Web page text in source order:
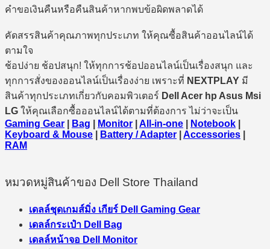
คำขอเงินคืนหรือคืนสินค้าหากพบข้อผิดพลาดได้
คัดสรรสินค้าคุณภาพทุกประเภท ให้คุณซื้อสินค้าออนไลน์ได้
ตามใจ
ช้อปง่าย ช้อปสนุก! ให้ทุกการช้อปออนไลน์เป็นเรื่องสนุก และ
ทุกการสั่งของออนไลน์เป็นเรื่องง่าย เพราะที่ NEXTPLAY มี
สินค้าทุกประเภทเกี่ยวกับคอมพิวเตอร์ Dell Acer hp Asus Msi
LG ให้คุณเลือกซื้อออนไลน์ได้ตามที่ต้องการ ไม่ว่าจะเป็น
Gaming Gear
Bag Monitor All-in-one Notebook
Keyboard & Mouse
Battery / Adapter Accessories
RAM
หมวดหมู่สินค้าของ Dell Store Thailand
เดลล์ชุดเกมส์มิ่ง เกียร์ Dell Gaming Gear
เดลล์กระเป๋า Dell Bag
เดลล์หน้าจอ Dell Monitor